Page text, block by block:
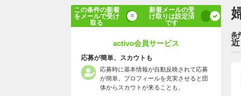
条
この条件の新着
をメールで受け
取る
新着メールの受
け取りは設定済
です
activo会員サービス
応募が簡単、スカウトも
応募時に基本情報が自動反映されて応募
が簡単。プロフィールを充実させると団
体からスカウトが来ることも。